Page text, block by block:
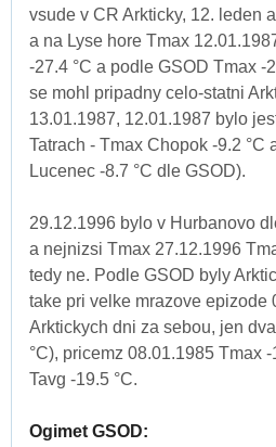
vsude v CR Arkticky, 12. leden
a na Lyse hore Tmax
-27.4 °C a podle GSOD Tmax -
se mohl pripadny celo-statni
13.01.1987, 12.01.1987 bylo
Tatrach - Tmax Chopok -9.2 °C
Lucenec -8.7 °C dle GSOD).
29.12.1996 bylo v Hurbanovo
a nejnizsi Tmax 27.12.1996
tedy ne. Podle GSOD byly
take pri velke mrazove epizode
Arktickych dni za sebou, jen
°C), pricemz 08.01.1985 Tmax
Tavg -19.5 °C.
Ogimet GSOD: